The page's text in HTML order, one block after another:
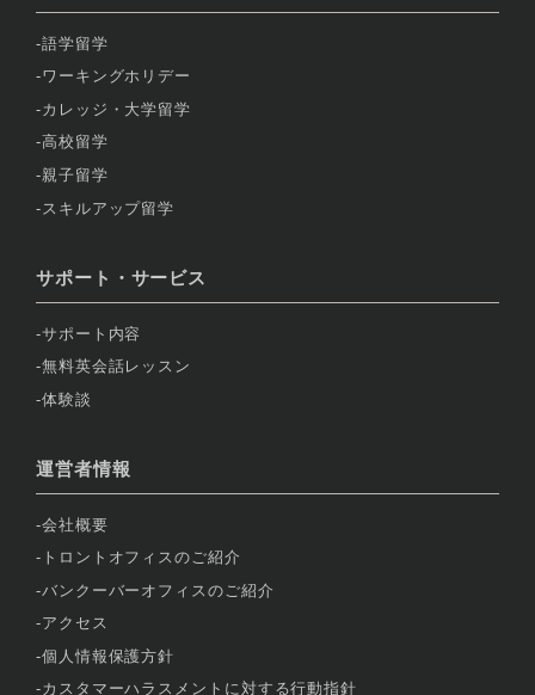
語学留学
ワーキングホリデー
カレッジ・大学留学
高校留学
親子留学
スキルアップ留学
サポート・サービス
サポート内容
無料英会話レッスン
体験談
運営者情報
会社概要
トロントオフィスのご紹介
バンクーバーオフィスのご紹介
アクセス
個人情報保護方針
カスタマーハラスメントに対する行動指針